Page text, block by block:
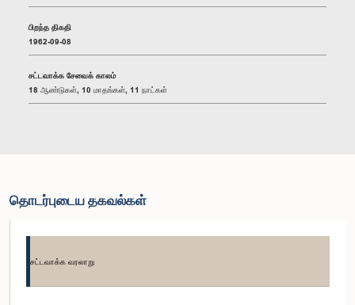
பிறந்த திகதி
1962-09-08
சட்டவாக்க சேவைக் காலம்
18 ஆண்டுகள், 10 மாதங்கள், 11 நாட்கள்
தொடர்புடைய தகவல்கள்
சட்டவாக்க வரலாறு